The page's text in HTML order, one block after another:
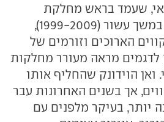
שעמד בראש מחלקת
העיצוב של היצרנית במשך עשור (1999-2009),
הארוכים וזורמים של
והעניק לדגמים מראה מעורר מחלקות
הוידונק שהחליף אותו
אך בשנים האחרונות עבר
יותר, בעיקר מלפנים עם